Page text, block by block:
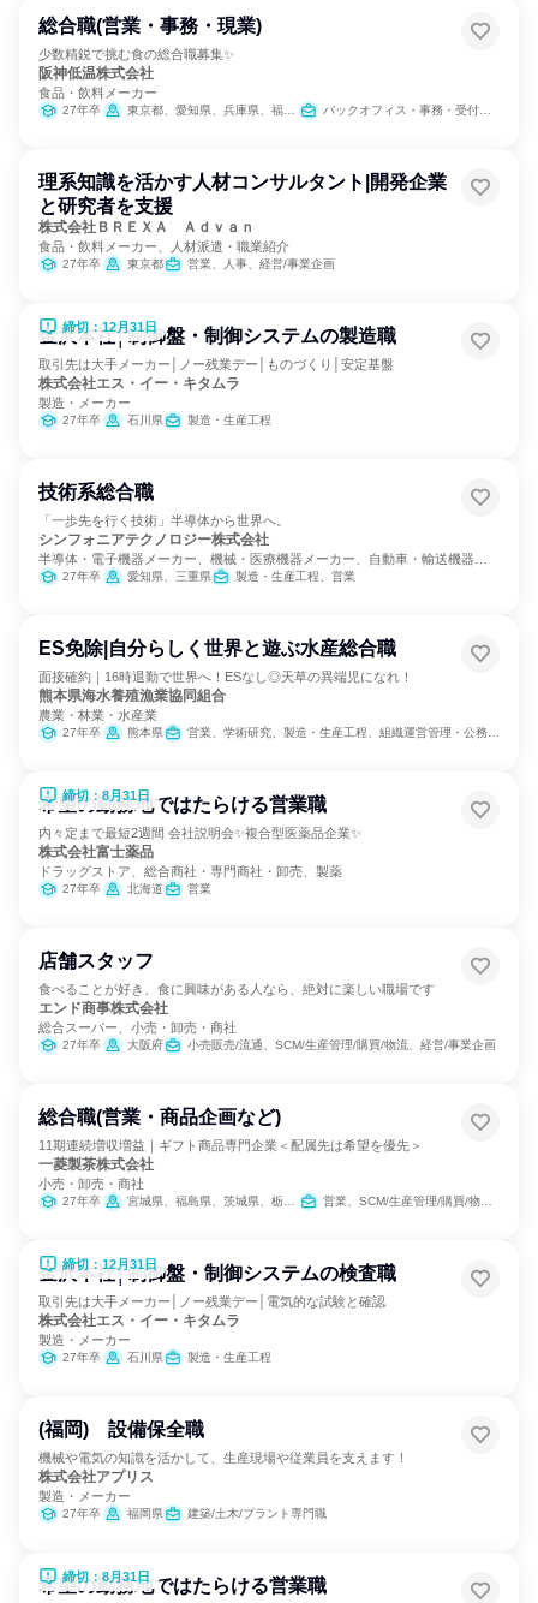
総合職(営業・事務・現業)
少数精鋭で挑む食の総合職募集✨
阪神低温株式会社
食品・飲料メーカー
27年卒 東京都、愛知県、兵庫県、福岡県 バックオフィス・事務・受付、営業、製造・生産工程、SCM/生産管理/購買/物流、経理/税務/財務、人事、総務、広報/IR、商品企画、マーケティング・広告・宣伝
理系知識を活かす人材コンサルタント|開発企業
と研究者を支援
株式会社ＢＲＥＸＡ Ａｄｖａｎ
食品・飲料メーカー、人材派遣・職業紹介
27年卒 東京都 営業、人事、経営/事業企画
締切：12月31日
金沢本社│制御盤・制御システムの製造職
取引先は大手メーカー│ノー残業デー│ものづくり│安定基盤
株式会社エス・イー・キタムラ
製造・メーカー
27年卒 石川県 製造・生産工程
技術系総合職
「一歩先を行く技術」半導体から世界へ。
シンフォニアテクノロジー株式会社
半導体・電子機器メーカー、機械・医療機器メーカー、自動車・輸送機器メ
ーカー27年卒 愛知県、三重県 製造・生産工程、営業
ES免除|自分らしく世界と遊ぶ水産総合職
面接確約｜16時退勤で世界へ！ESなし◎天草の異端児になれ！
熊本県海水養殖漁業協同組合
農業・林業・水産業
27年卒 熊本県 営業、学術研究、製造・生産工程、組織運営管理・公務員・事務系職種
締切：8月31日
希望の勤務地ではたらける営業職
内々定まで最短2週間 会社説明会✨複合型医薬品企業✨
株式会社富士薬品
ドラッグストア、総合商社・専門商社・卸売、製薬
27年卒 北海道 営業
店舗スタッフ
食べることが好き、食に興味がある人なら、絶対に楽しい職場です
エンド商事株式会社
総合スーパー、小売・卸売・商社
27年卒 大阪府 小売販売/流通、SCM/生産管理/購買/物流、経営/事業企画
総合職(営業・商品企画など)
11期連続増収増益｜ギフト商品専門企業＜配属先は希望を優先＞
一菱製茶株式会社
小売・卸売・商社
27年卒 宮城県、福島県、茨城県、栃木県、群馬県、埼玉県、千葉県、東京都、神奈川県、長野県 営業、SCM/生産管理/購買/物流、商品企画
締切：12月31日
金沢本社│制御盤・制御システムの検査職
取引先は大手メーカー│ノー残業デー│電気的な試験と確認
株式会社エス・イー・キタムラ
製造・メーカー
27年卒 石川県 製造・生産工程
(福岡) 設備保全職
機械や電気の知識を活かして、生産現場や従業員を支えます！
株式会社アプリス
製造・メーカー
27年卒 福岡県 建築/土木/プラント専門職
締切：8月31日
希望の勤務地ではたらける営業職